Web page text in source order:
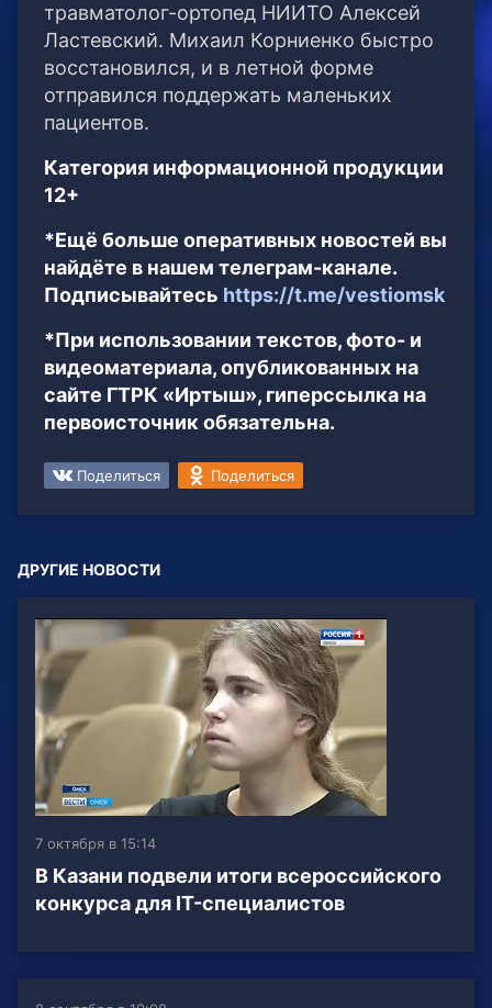
травматолог-ортопед НИИТО Алексей
Ластевский. Михаил Корниенко быстро
восстановился, и в летной форме
отправился поддержать маленьких
пациентов.
Категория информационной продукции
12+
*Ещё больше оперативных новостей вы
найдёте в нашем телеграм-канале.
Подписывайтесь https://t.me/vestiomsk
*При использовании текстов, фото- и
видеоматериала, опубликованных на
сайте ГТРК «Иртыш», гиперссылка на
первоисточник обязательна.
Поделиться Поделиться
ДРУГИЕ НОВОСТИ
7 октября в 15:14
В Казани подвели итоги всероссийского
конкурса для IT-специалистов